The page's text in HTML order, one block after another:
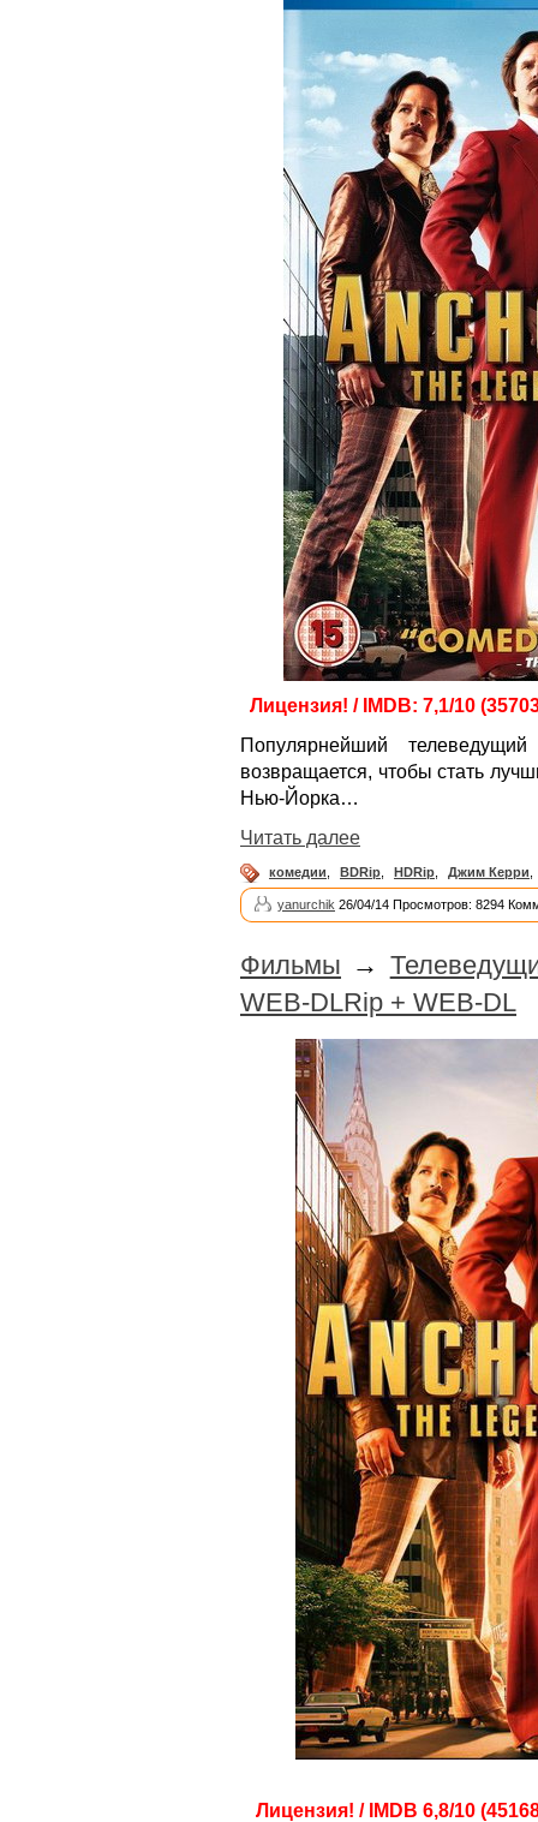
Лицензия! / IMDB: 7,1/10
Популярнейший
возвращается, чтобы стать
Нью-Йорка…
Читать далее
комедии BDRip HDRip Джим Керри
yanurchik 26/04/14 Просмотров: 8294
Фильмы →
WEB-DLRip + WEB-DL
Лицензия! / IMDB 6,8/10